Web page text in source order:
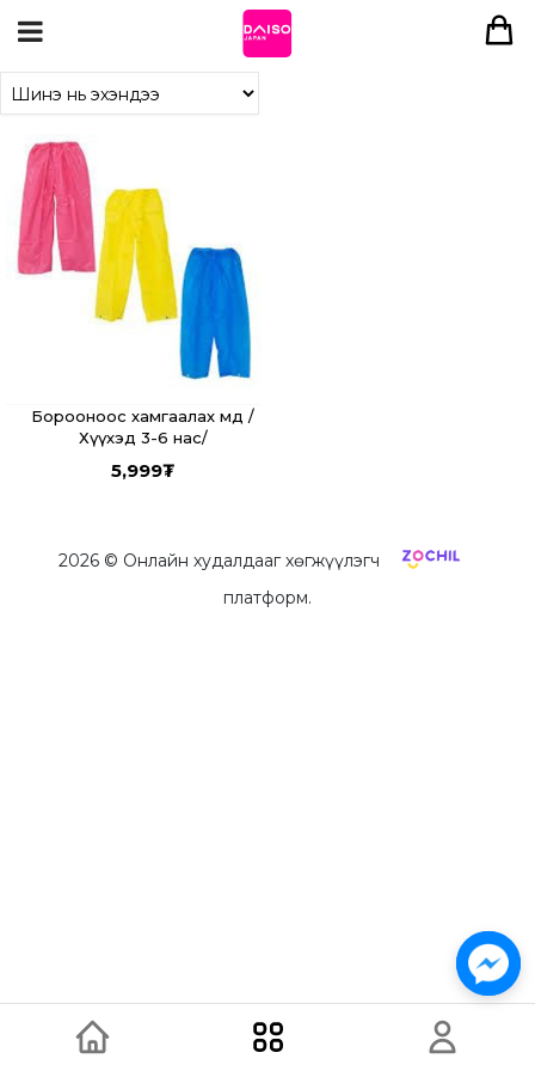
Борооноос хамгаалах өмд /
Хүүхэд 3-6 нас/
5,999₮
2026© Онлайн худалдааг хөгжүүлэгч
платформ.